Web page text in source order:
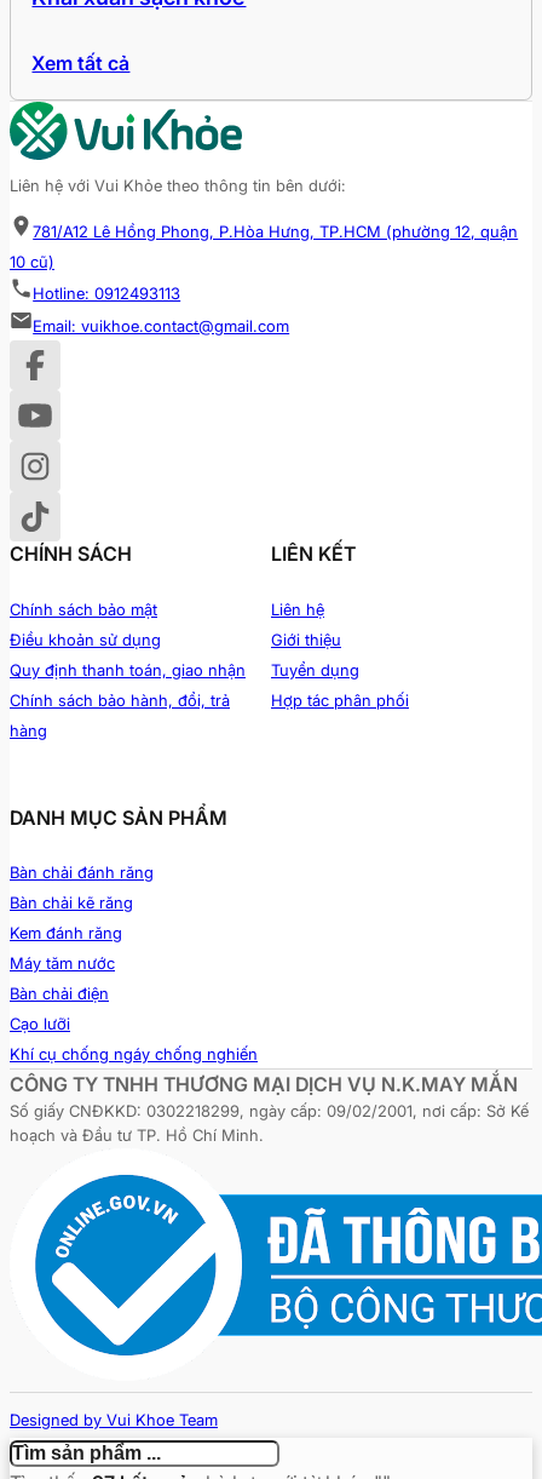
Xem tất cả
Liên hệ với Vui Khỏe theo thông tin bên dưới:
781/A12 Lê Hồng Phong, P.Hòa Hưng, TP.HCM (phường 12, quận
10 cũ)
Hotline: 0912493113
Email: vuikhoe.contact@gmail.com
CHÍNH SÁCH
Chính sách bảo mật
Điều khoản sử dụng
Quy định thanh toán, giao nhận
Chính sách bảo hành, đổi, trả
hàng
LIÊN KẾT
Liên hệ
Giới thiệu
Tuyển dụng
Hợp tác phân phối
DANH MỤC SẢN PHẨM
Bàn chải đánh răng
Bàn chải kẽ răng
Kem đánh răng
Máy tăm nước
Bàn chải điện
Cạo lưỡi
Khí cụ chống ngáy chống nghiến
CÔNG TY TNHH THƯƠNG MẠI DỊCH VỤ N.K.MAY MẮN
Số giấy CNĐKKD: 0302218299, ngày cấp: 09/02/2001, nơi cấp: Sở Kế
hoạch và Đầu tư TP. Hồ Chí Minh.
Designed by Vui Khoe Team
Copyright © 2026 - vuikhoe.vn